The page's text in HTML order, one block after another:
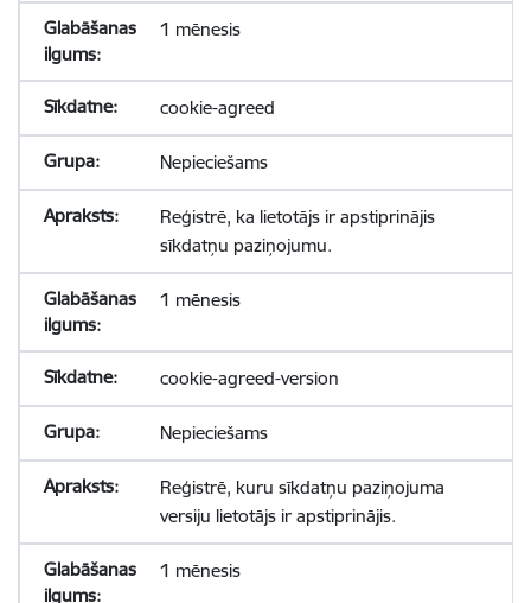
1 mēnesis
cookie-agreed
Nepieciešams
Reģistrē, ka lietotājs ir apstiprinājis
sīkdatņu paziņojumu.
1 mēnesis
cookie-agreed-version
Nepieciešams
Reģistrē, kuru sīkdatņu paziņojuma
versiju lietotājs ir apstiprinājis.
1 mēnesis